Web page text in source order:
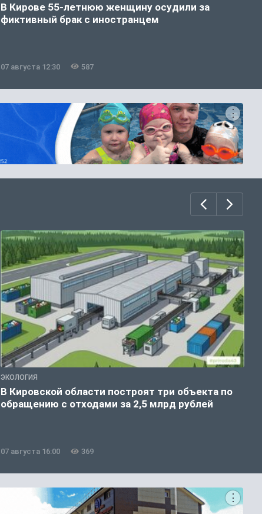
В Кирове 55-летнюю женщину осудили за
фиктивный брак с иностранцем
07 августа 12:30 587
ЭКОЛОГИЯ
В Кировской области построят три объекта по
обращению с отходами за 2,5 млрд рублей
07 августа 16:00 369